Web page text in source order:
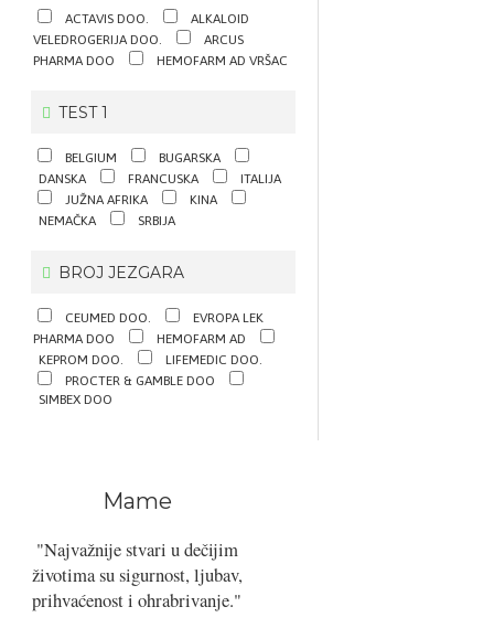
ACTAVIS DOO.
ALKALOID
VELEDROGERIJA DOO.
ARCUS
PHARMA DOO
HEMOFARM AD VRŠAC
TEST 1
BELGIUM
BUGARSKA
DANSKA
FRANCUSKA
ITALIJA
JUŽNA AFRIKA
KINA
NEMAČKA
SRBIJA
BROJ JEZGARA
CEUMED DOO.
EVROPA LEK
PHARMA DOO
HEMOFARM AD
KEPROM DOO.
LIFEMEDIC DOO.
PROCTER & GAMBLE DOO
SIMBEX DOO
Mame
"Najvažnije stvari u dečijim
životima su sigurnost, ljubav,
prihvaćenost i ohrabrivanje."